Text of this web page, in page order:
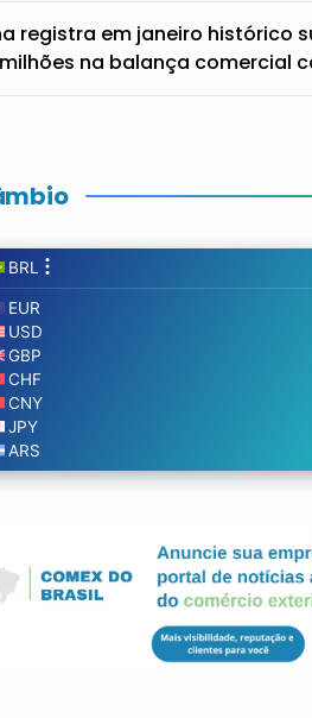
registra em janeiro histórico
na balança comercial